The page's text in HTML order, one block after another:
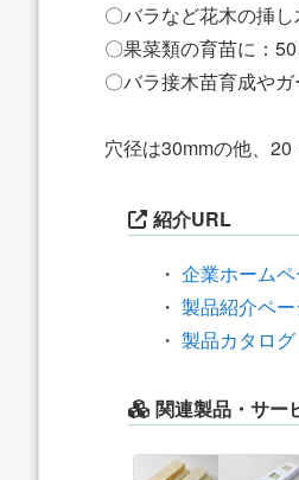
〇バラなど花木の挿
〇果菜類の育苗に：
〇バラ接木苗育成や
穴径は30mmの他、20
紹介URL
・ 企業ホーム
・ 製品紹介ペ
・ 製品カタログ
関連製品・サー